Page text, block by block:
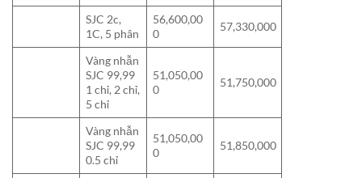
SJC 2c,
1C, 5 phân
56,600,00
0
57,330,000
Vàng nhẫn
SJC 99,99
1 chỉ, 2 chỉ,
5 chỉ
51,050,00
0
51,750,000
Vàng nhẫn
SJC 99,99
0.5 chỉ
51,050,00
0
51,850,000